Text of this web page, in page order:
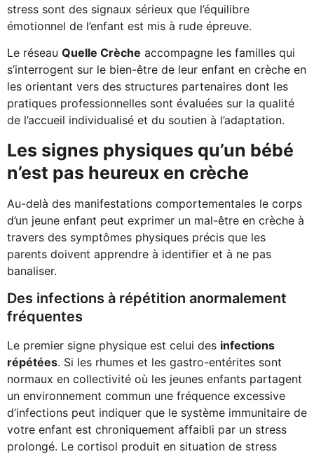
stress sont des signaux sérieux que l’équilibre
émotionnel de l’enfant est mis à rude épreuve.
Le réseau Quelle Crèche accompagne les familles qui
s’interrogent sur le bien-être de leur enfant en crèche en
les orientant vers des structures partenaires dont les
pratiques professionnelles sont évaluées sur la qualité
de l’accueil individualisé et du soutien à l’adaptation.
Les signes physiques qu’un bébé
n’est pas heureux en crèche
Au-delà des manifestations comportementales le corps
d’un jeune enfant peut exprimer un mal-être en crèche à
travers des symptômes physiques précis que les
parents doivent apprendre à identifier et à ne pas
banaliser.
Des infections à répétition anormalement
fréquentes
Le premier signe physique est celui des infections
répétées. Si les rhumes et les gastro-entérites sont
normaux en collectivité où les jeunes enfants partagent
un environnement commun une fréquence excessive
d’infections peut indiquer que le système immunitaire de
votre enfant est chroniquement affaibli par un stress
prolongé. Le cortisol produit en situation de stress